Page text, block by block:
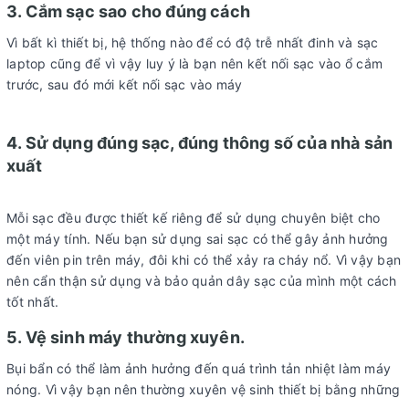
3. Cắm sạc sao cho đúng cách
Vì bất kì thiết bị, hệ thống nào để có độ trễ nhất đinh và sạc
laptop cũng để vì vậy luy ý là bạn nên kết nối sạc vào ổ cắm
trước, sau đó mới kết nối sạc vào máy
4. Sử dụng đúng sạc, đúng thông số của nhà sản
xuất
Mỗi sạc đều được thiết kế riêng để sử dụng chuyên biệt cho
một máy tính. Nếu bạn sử dụng sai sạc có thể gây ảnh hưởng
đến viên pin trên máy, đôi khi có thể xảy ra cháy nổ. Vì vậy bạn
nên cẩn thận sử dụng và bảo quản dây sạc của mình một cách
tốt nhất.
5. Vệ sinh máy thường xuyên.
Bụi bẩn có thể làm ảnh hưởng đến quá trình tản nhiệt làm máy
nóng. Vì vậy bạn nên thường xuyên vệ sinh thiết bị bằng những